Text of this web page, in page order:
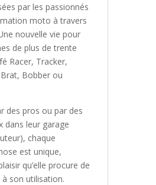
par les passionnés
moto à travers
nouvelle vie pour
de plus de trente
Racer, Tracker,
Bobber ou
des pros ou par des
dans leur garage
chaque
est unique,
qu’elle procure de
son utilisation.